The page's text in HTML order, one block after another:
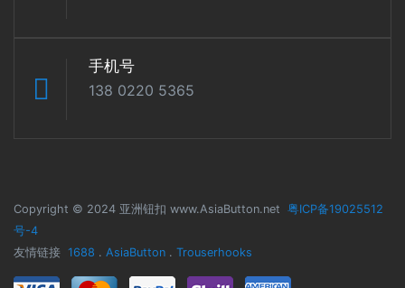
手机号
138 0220 5365
Copyright © 2024 亚洲钮扣 www.AsiaButton.net 粤ICP备19025512
号-4
友情链接 1688 . AsiaButton . Trouserhooks